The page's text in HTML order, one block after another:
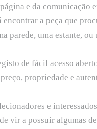
e da comunicação
a peça que
parede, uma estante, ou
de fácil acesso
propriedade e
e
vir a possuir algumas